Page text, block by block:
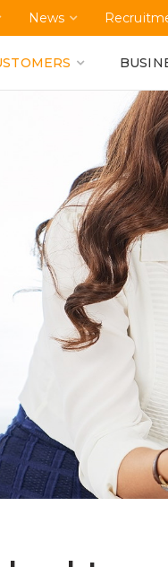
News